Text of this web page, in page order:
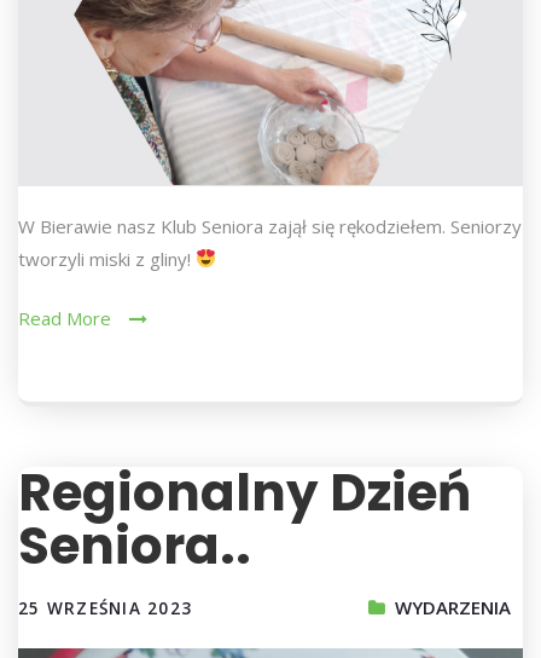
W Bierawie nasz Klub Seniora zajął się rękodziełem. Seniorzy
tworzyli miski z gliny!
Read More
Regionalny Dzień
Seniora..
25 WRZEŚNIA 2023 WYDARZENIA